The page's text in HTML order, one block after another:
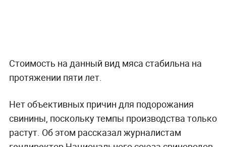
Стоимость на данный вид мяса стабильна на
протяжении пяти лет.
Нет объективных причин для подорожания
свинины, поскольку темпы производства только
растут. Об этом рассказал журналистам